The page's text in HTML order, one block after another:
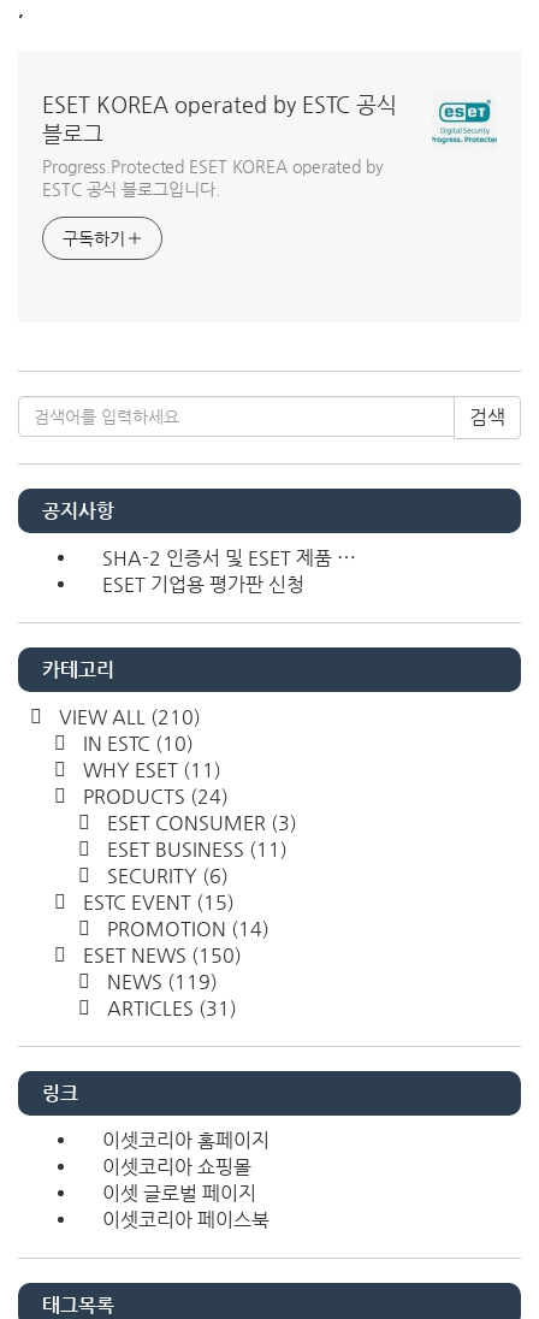
ESET KOREA operated by ESTC 공식
블로그
Progress.Protected ESET KOREA operated by
ESTC 공식 블로그입니다.
구독하기
검색
공지사항
SHA-2 인증서 및 ESET 제품 ⋯
ESET 기업용 평가판 신청
카테고리
VIEW ALL (210)
IN ESTC (10)
WHY ESET (11)
PRODUCTS (24)
ESET CONSUMER (3)
ESET BUSINESS (11)
SECURITY (6)
ESTC EVENT (15)
PROMOTION (14)
ESET NEWS (150)
NEWS (119)
ARTICLES (31)
링크
이셋코리아 홈페이지
이셋코리아 쇼핑몰
이셋 글로벌 페이지
이셋코리아 페이스북
태그목록